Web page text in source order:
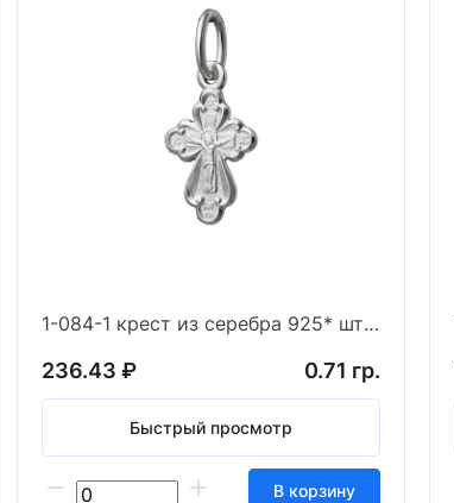
1-084-1 крест из серебра 925* штамп белый
236.43 ₽ 0.71 гр.
Быстрый просмотр
В корзину